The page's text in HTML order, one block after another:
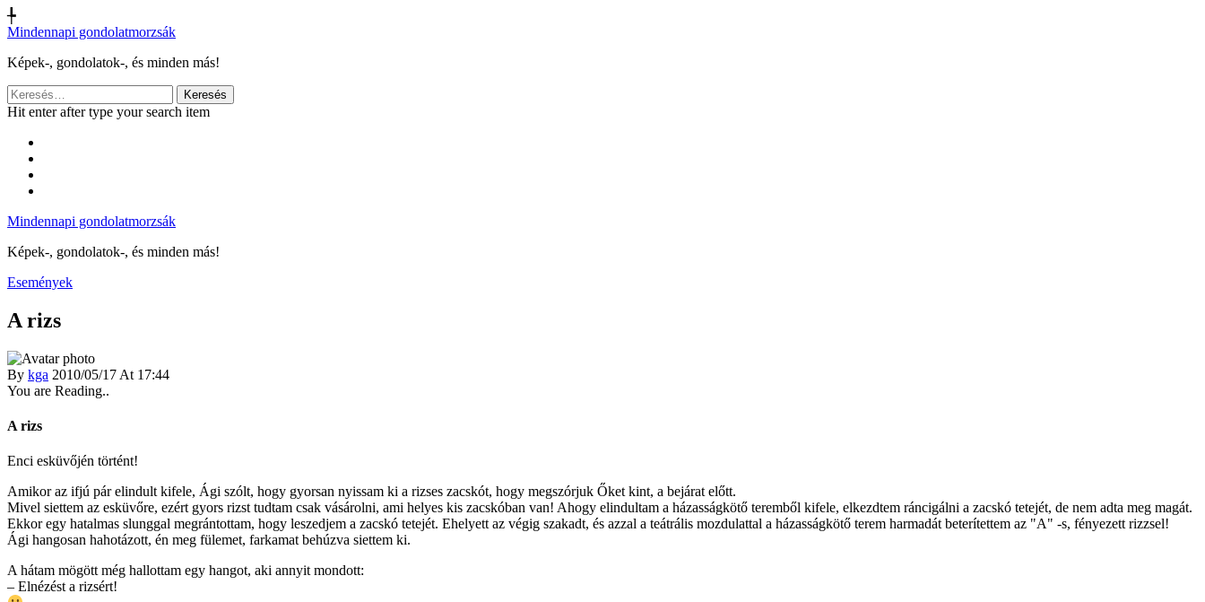
╄
Mindennapi gondolatmorzsák
Képek-, gondolatok-, és minden más!
Keresés:
Hit enter after type your search item
Mindennapi gondolatmorzsák
Képek-, gondolatok-, és minden más!
Események
A rizs
By kga 2010/05/17 At 17:44
You are Reading..
A rizs
Enci esküvőjén történt!
Amikor az ifjú pár elindult kifele, Ági szólt, hogy gyorsan nyissam ki a rizses zacskót, hogy megszórjuk Őket kint, a bejárat előtt.
Mivel siettem az esküvőre, ezért gyors rizst tudtam csak vásárolni, ami helyes kis zacskóban van! Ahogy elindultam a házasságkötő teremből kifele, elkezdtem ráncigálni a zacskó tetejét, de nem adta meg magát.
Ekkor egy hatalmas slunggal megrántottam, hogy leszedjem a zacskó tetejét. Ehelyett az végig szakadt, és azzal a teátrális mozdulattal a házasságkötő terem harmadát beterítettem az "A" -s, fényezett rizzsel!
Ági hangosan hahotázott, én meg fülemet, farkamat behúzva siettem ki.
A hátam mögött még hallottam egy hangot, aki annyit mondott:
– Elnézést a rizsért!